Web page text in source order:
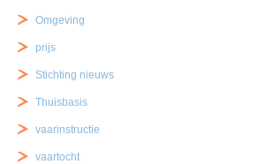
Omgeving
prijs
Stichting nieuws
Thuisbasis
vaarinstructie
vaartocht